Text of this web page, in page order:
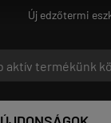
Ground